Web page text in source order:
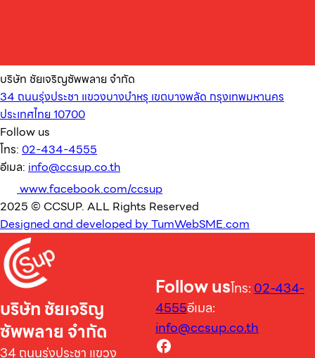
บริษัท ชัยเจริญซัพพลาย จำกัด
34 ถนนรุ่งประชา แขวงบางบำหรุ เขตบางพลัด กรุงเทพมหานคร
ประเทศไทย 10700
Follow us
โทร: 02-434-4555
อีเมล: info@ccsup.co.th
www.facebook.com/ccsup
2025 © CCSUP. ALL Rights Reserved
Designed and developed by TumWebSME.com
บริษัท ชัยเจริญ
ซัพพลาย จำกัด
34 ถนนรุ่งประชา แขวง
Follow usโทร:02-434-
4555อีเมล:
info@ccsup.co.th